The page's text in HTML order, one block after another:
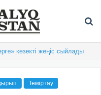
кезекті жеңіс сыйлады
Теміртау